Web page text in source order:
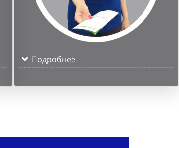
Подробнее